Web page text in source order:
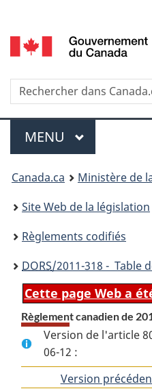
selection
Recherche
Menu
MENU PRINCIPAL
You
are
here:
Canada.ca
Ministère de
Site Web de la législation
Règlements codifiés
DORS/2011-318 - Table
Cette page Web a
Règlement canadien de
Version de l'article
06-12 :
Version